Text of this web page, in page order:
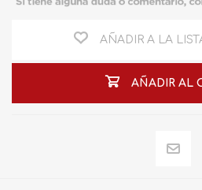
AÑADIR A LA
AÑADIR AL